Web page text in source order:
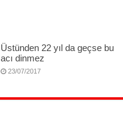
Üstünden 22 yıl da geçse bu
acı dinmez
23/07/2017